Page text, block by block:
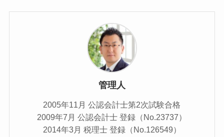
管理人
2005年11月 公認会計士第2次試験合格
2009年7月 公認会計士 登録（No.23737）
2014年3月 税理士 登録（No.126549）